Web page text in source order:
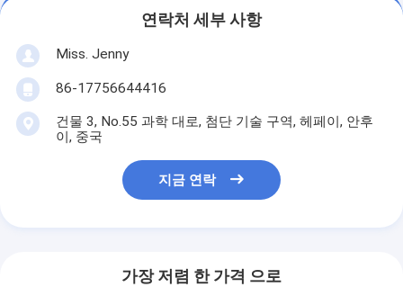
연락처 세부 사항
Miss. Jenny
86-17756644416
건물 3, No.55 과학 대로, 첨단 기술 구역, 헤페이, 안후
이, 중국
지금 연락
가장 저렴 한 가격 으로